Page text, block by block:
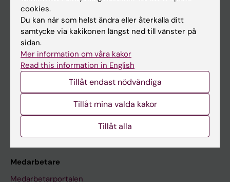
Student
Ladok
Canvas
Studentmejlen
Kurs- och programwebbar
Medarbetare
Medarbetarportalen
cookies.
Du kan när som helst ändra eller återkalla ditt
samtycke via kakikonen längst ned till vänster på
sidan.
Mer information om våra kakor
Read this information in English
Tillåt endast nödvändiga
Tillåt mina valda kakor
Tillåt alla